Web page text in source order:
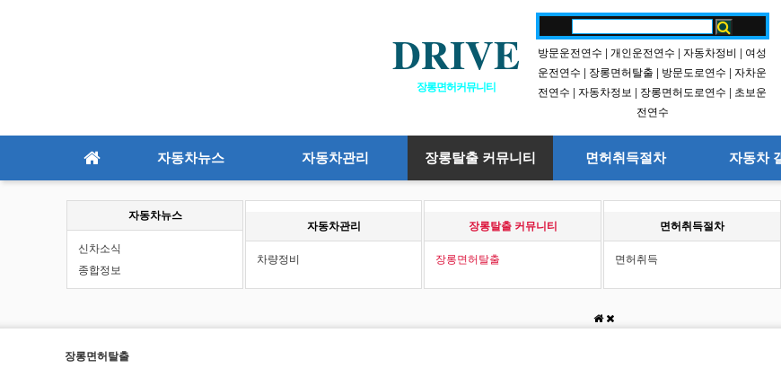
DRIVE
장롱면허커뮤니티
방문운전연수 개인운전연수 자동차정비
여성
운전연수
장롱면허탈출 방문도로연수
자차운
전연수
자동차정보 장롱면허도로연수
초보운
전연수
자동차뉴스 자동차관리 장롱탈출 커뮤니티 면허취득절차 자동차
자동차뉴스
신차소식
종합정보
자동차관리
차량정비
장롱탈출 커뮤니티
장롱면허탈출
면허취득절차
면허취득
장롱면허탈출